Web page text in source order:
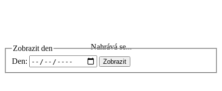
Nahrává se...
Zobrazit den
Den:
Zobrazit